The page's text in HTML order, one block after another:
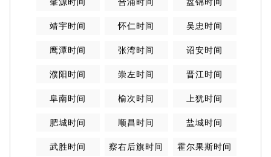
靖宇时间 怀仁时间 吴忠时间
鹰潭时间 张湾时间 诏安时间
濮阳时间 崇左时间 晋江时间
阜南时间 榆次时间 上犹时间
肥城时间 顺昌时间 盐城时间
武胜时间 察右后旗时间 霍尔果斯时间